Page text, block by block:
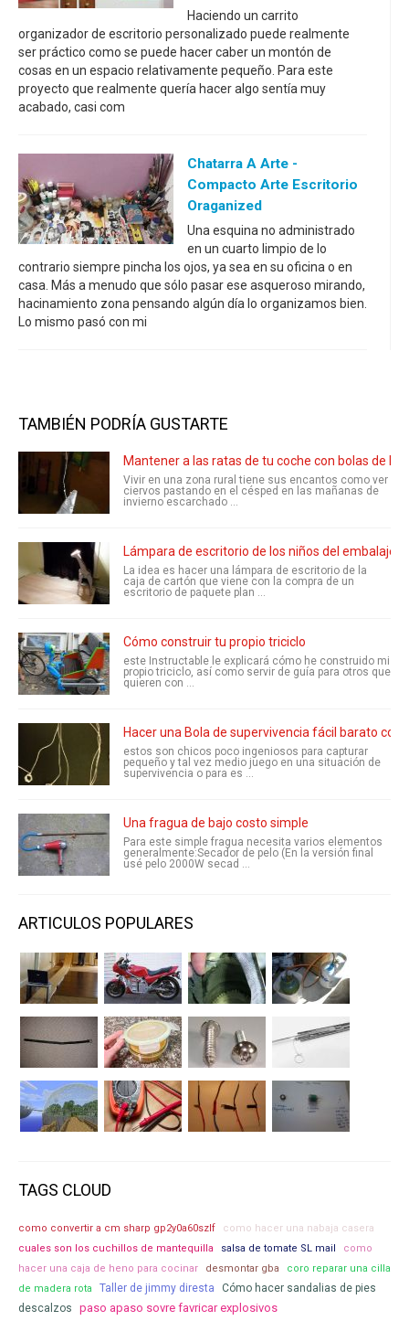
Haciendo un carrito
organizador de escritorio personalizado puede realmente
ser práctico como se puede hacer caber un montón de
cosas en un espacio relativamente pequeño. Para este
proyecto que realmente quería hacer algo sentía muy
acabado, casi com
Chatarra A Arte -
Compacto Arte Escritorio
Oraganized
Una esquina no administrado
en un cuarto limpio de lo
contrario siempre pincha los ojos, ya sea en su oficina o en
casa. Más a menudo que sólo pasar ese asqueroso mirando,
hacinamiento zona pensando algún día lo organizamos bien.
Lo mismo pasó con mi
TAMBIÉN PODRÍA GUSTARTE
Mantener a las ratas de tu coche con bolas de la
Vivir en una zona rural tiene sus encantos como ver
ciervos pastando en el césped en las mañanas de
invierno escarchado ...
Lámpara de escritorio de los niños del embalaje
La idea es hacer una lámpara de escritorio de la
caja de cartón que viene con la compra de un
escritorio de paquete plan ...
Cómo construir tu propio triciclo
este Instructable le explicará cómo he construido mi
propio triciclo, así como servir de guía para otros que
quieren con ...
Hacer una Bola de supervivencia fácil barato con
estos son chicos poco ingeniosos para capturar
pequeño y tal vez medio juego en una situación de
supervivencia o para es ...
Una fragua de bajo costo simple
Para este simple fragua necesita varios elementos
generalmente:Secador de pelo (En la versión final
usé pelo 2000W secad ...
ARTICULOS POPULARES
TAGS CLOUD
como convertir a cm sharp gp2y0a60szlf
como hacer una nabaja casera
cuales son los cuchillos de mantequilla
salsa de tomate SL mail
como
hacer una caja de heno para cocinar
desmontar gba
coro reparar una cilla
de madera rota
Taller de jimmy diresta
Cómo hacer sandalias de pies
descalzos
paso apaso sovre favricar explosivos